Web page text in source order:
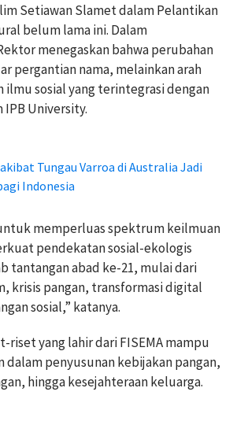
Setiawan Slamet dalam Pelantikan
belum lama ini. Dalam
menegaskan bahwa perubahan
pergantian nama, melainkan arah
ilmu sosial yang terintegrasi dengan
University.
Tungau Varroa di Australia Jadi
Indonesia
memperluas spektrum keilmuan
pendekatan sosial-ekologis
tantangan abad ke-21, mulai dari
krisis pangan, transformasi digital
sosial,” katanya.
riset yang lahir dari FISEMA mampu
dalam penyusunan kebijakan pangan,
hingga kesejahteraan keluarga.